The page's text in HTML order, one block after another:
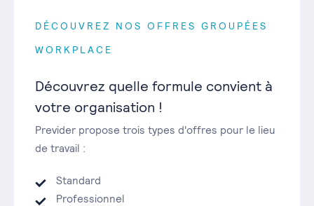
DÉCOUVREZ NOS OFFRES GROUPÉES
WORKPLACE
Découvrez quelle formule convient à
votre organisation !
Previder propose trois types d'offres pour le lieu
de travail :
Standard
Professionnel